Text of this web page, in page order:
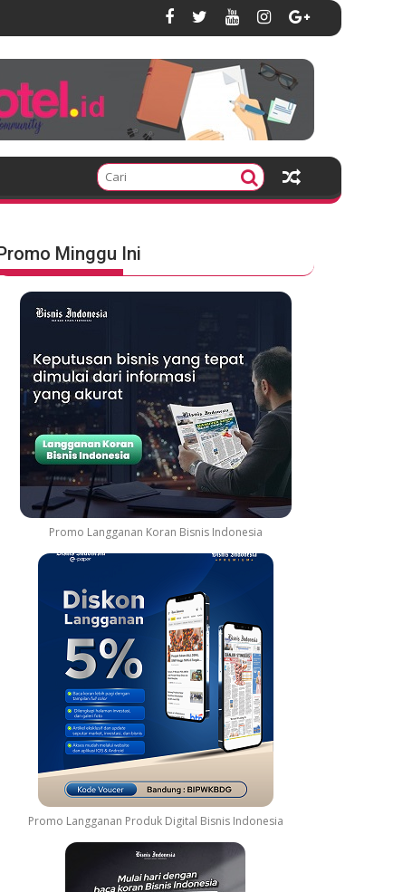
Minggu Ini
Promo Langganan Koran Bisnis Indonesia
Promo Langganan Produk Digital Bisnis Indonesia